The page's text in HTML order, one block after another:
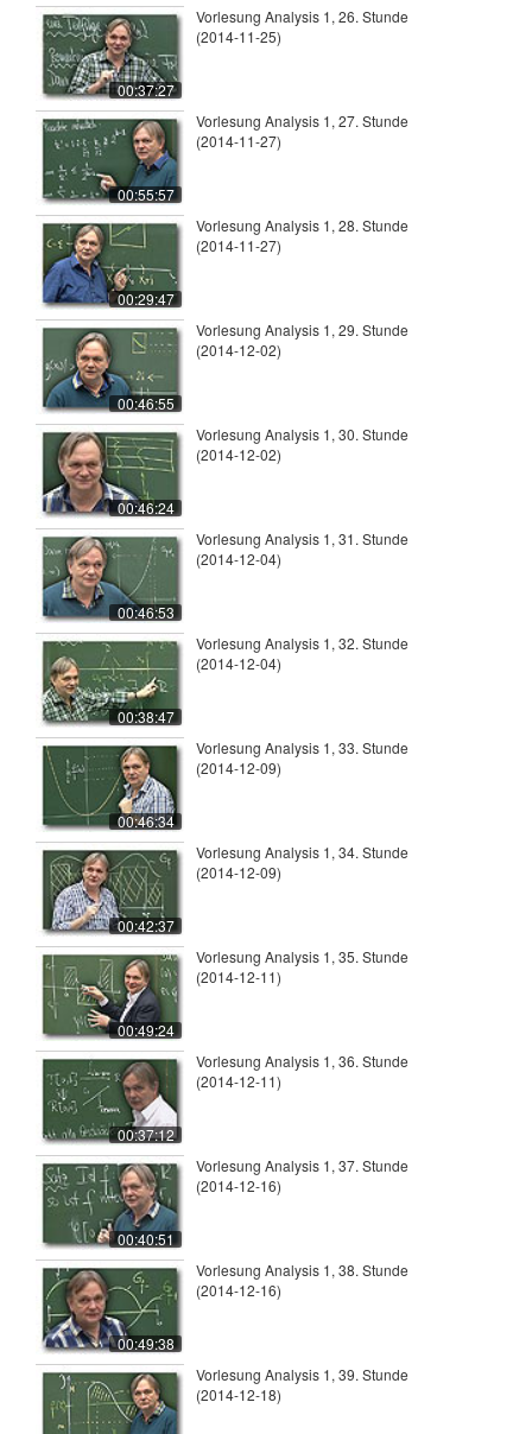
00:37:27
Vorlesung Analysis 1, 26. Stunde
(2014-11-25)
00:55:57
Vorlesung Analysis 1, 27. Stunde
(2014-11-27)
00:29:47
Vorlesung Analysis 1, 28. Stunde
(2014-11-27)
00:46:55
Vorlesung Analysis 1, 29. Stunde
(2014-12-02)
00:46:24
Vorlesung Analysis 1, 30. Stunde
(2014-12-02)
00:46:53
Vorlesung Analysis 1, 31. Stunde
(2014-12-04)
00:38:47
Vorlesung Analysis 1, 32. Stunde
(2014-12-04)
00:46:34
Vorlesung Analysis 1, 33. Stunde
(2014-12-09)
00:42:37
Vorlesung Analysis 1, 34. Stunde
(2014-12-09)
00:49:24
Vorlesung Analysis 1, 35. Stunde
(2014-12-11)
00:37:12
Vorlesung Analysis 1, 36. Stunde
(2014-12-11)
00:40:51
Vorlesung Analysis 1, 37. Stunde
(2014-12-16)
00:49:38
Vorlesung Analysis 1, 38. Stunde
(2014-12-16)
Vorlesung Analysis 1, 39. Stunde
(2014-12-18)